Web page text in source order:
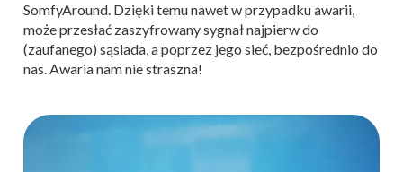
SomfyAround. Dzięki temu nawet w przypadku awarii,
może przesłać zaszyfrowany sygnał najpierw do
(zaufanego) sąsiada, a poprzez jego sieć, bezpośrednio do
nas. Awaria nam nie straszna!